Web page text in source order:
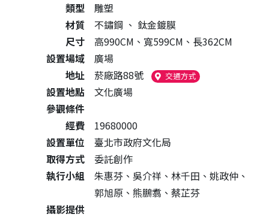
類型
雕塑
材質
不鏽鋼 、 鈦金鍍膜
尺寸
高990CM、寬599CM、長362CM
設置場域
廣場
地址
菸廠路88號 交通方式（另開新視窗）
設置地點
文化廣場
參觀條件
經費
19680000
設置單位
臺北市政府文化局
取得方式
委託創作
執行小組
朱惠芬、吳介祥、林千田、姚政仲、
郭旭原、熊鵬翥、蔡芷芬
攝影提供